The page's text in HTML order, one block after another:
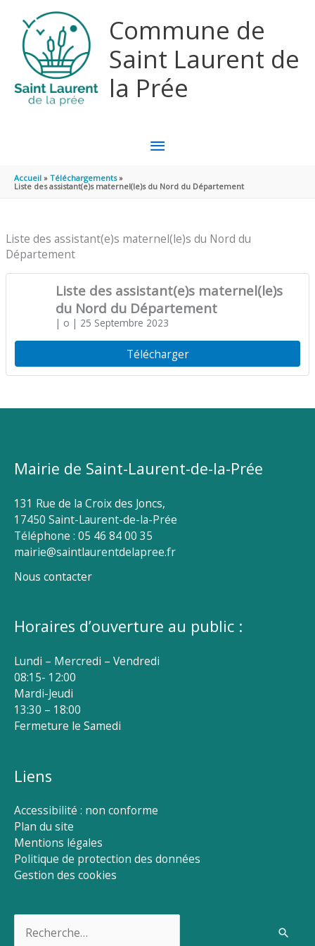
Commune de
Saint Laurent de
la Prée
MENU
PRINCIPAL
Accueil
Téléchargements
Liste des assistant(e)s maternel(le)s du Nord du Département
Liste des assistant(e)s maternel(le)s du Nord du
Département
Liste des assistant(e)s maternel(le)s
du Nord du Département
| o | 25 Septembre 2023
Télécharger
Mairie de Saint-Laurent-de-la-Prée
131 Rue de la Croix des Joncs,
17450 Saint-Laurent-de-la-Prée
Téléphone : 05 46 84 00 35
mairie@saintlaurentdelapree.fr
Nous contacter
Horaires d’ouverture au public :
Lundi – Mercredi – Vendredi
08:15- 12:00
Mardi-Jeudi
13:30 – 18:00
Fermeture le Samedi
Liens
Accessibilité : non conforme
Plan du site
Mentions légales
Politique de protection des données
Gestion des cookies